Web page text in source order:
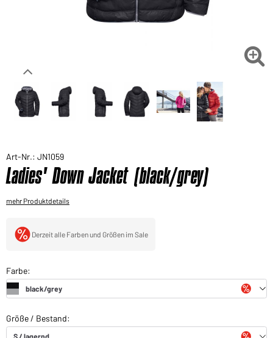
Sie möchten gerne für Ihren privaten Bedarf

Art-Nr.: JN1059
Ladies' Down Jacket (black/grey)
mehr Produktdetails
Derzeit alle Farben und Größen im Sale